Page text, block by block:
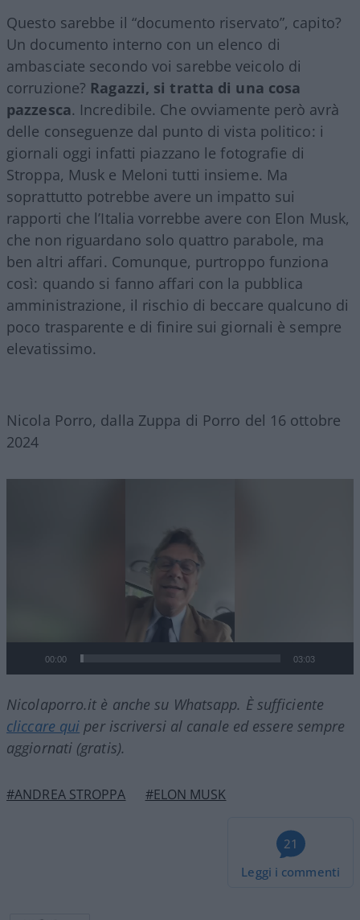
Questo sarebbe il “documento riservato”, capito?
Un documento interno con un elenco di
ambasciate secondo voi sarebbe veicolo di
corruzione? Ragazzi, si tratta di una cosa
pazzesca. Incredibile. Che ovviamente però avrà
delle conseguenze dal punto di vista politico: i
giornali oggi infatti piazzano le fotografie di
Stroppa, Musk e Meloni tutti insieme. Ma
soprattutto potrebbe avere un impatto sui
rapporti che l’Italia vorrebbe avere con Elon Musk,
che non riguardano solo quattro parabole, ma
ben altri affari. Comunque, purtroppo funziona
così: quando si fanno affari con la pubblica
amministrazione, il rischio di beccare qualcuno di
poco trasparente e di finire sui giornali è sempre
elevatissimo.
Nicola Porro, dalla Zuppa di Porro del 16 ottobre
2024
00:00 03:03
Nicolaporro.it è anche su Whatsapp. È sufficiente
cliccare qui per iscriversi al canale ed essere sempre
aggiornati (gratis).
#ANDREA STROPPA #ELON MUSK
21
Leggi i commenti